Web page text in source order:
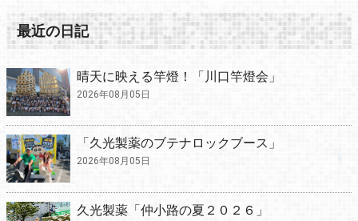
最近の日記
晴天に映える竿燈！「川口竿燈会」
2026年08月05日
「久光製薬のブテナロックブース」
2026年08月05日
久光製薬「仲小路の夏２０２６」